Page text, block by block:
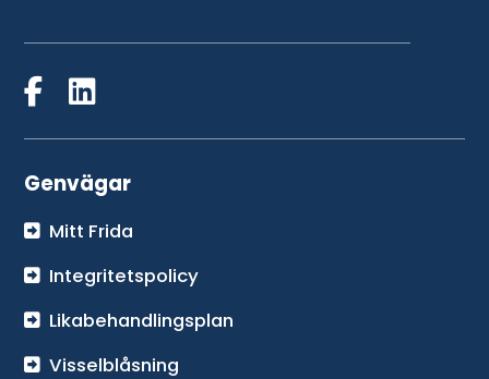
Genvägar
Mitt Frida
Integritetspolicy
Likabehandlingsplan
Visselblåsning